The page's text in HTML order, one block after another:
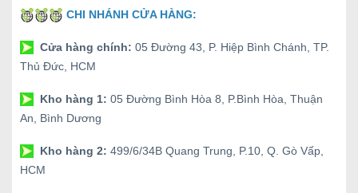
CHI NHÁNH CỬA HÀNG:
Cửa hàng chính: 05 Đường 43, P. Hiệp Bình Chánh, TP.
Thủ Đức, HCM
Kho hàng 1: 05 Đường Bình Hòa 8, P.Bình Hòa, Thuận
An, Bình Dương
Kho hàng 2: 499/6/34B Quang Trung, P.10, Q. Gò Vấp,
HCM